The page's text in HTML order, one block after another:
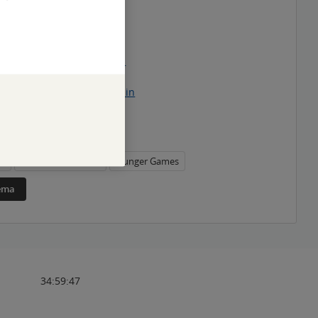
the Reaping Movie Tie-in
Hunger Games
34:59:47